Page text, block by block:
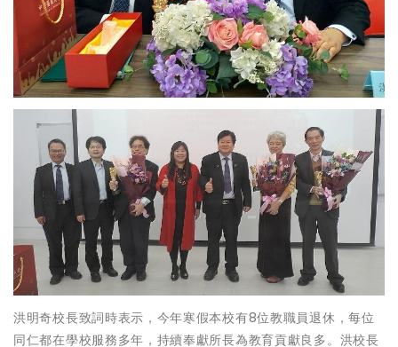
洪明奇校長致詞時表示，今年寒假本校有8位教職員退休，每位
同仁都在學校服務多年，持續奉獻所長為教育貢獻良多。洪校長